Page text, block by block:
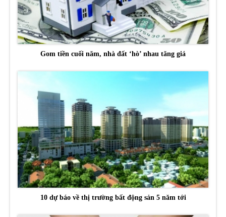
Gom tiền cuối năm, nhà đất ‘hò’ nhau tăng giá
10 dự báo về thị trường bất động sản 5 năm tới